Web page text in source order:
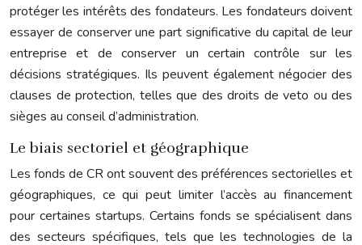
protéger les intérêts des fondateurs. Les fondateurs doivent
essayer de conserver une part significative du capital de leur
entreprise et de conserver un certain contrôle sur les
décisions stratégiques. Ils peuvent également négocier des
clauses de protection, telles que des droits de veto ou des
sièges au conseil d’administration.
Le biais sectoriel et géographique
Les fonds de CR ont souvent des préférences sectorielles et
géographiques, ce qui peut limiter l’accès au financement
pour certaines startups. Certains fonds se spécialisent dans
des secteurs spécifiques, tels que les technologies de la